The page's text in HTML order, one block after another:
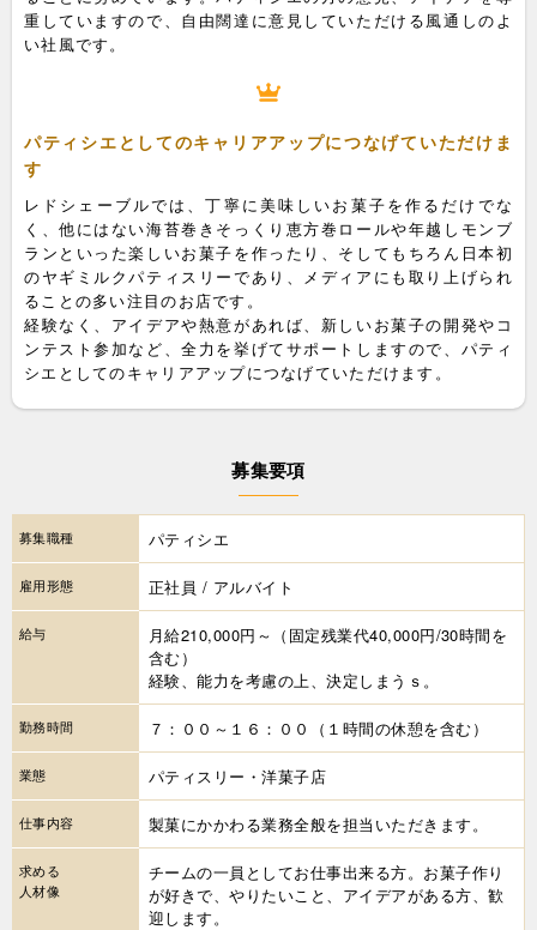
重していますので、自由闊達に意見していただける風通しのよ
い社風です。
パティシエとしてのキャリアアップにつなげていただけま
す
レドシェーブルでは、丁寧に美味しいお菓子を作るだけでな
く、他にはない海苔巻きそっくり恵方巻ロールや年越しモンブ
ランといった楽しいお菓子を作ったり、そしてもちろん日本初
のヤギミルクパティスリーであり、メディアにも取り上げられ
ることの多い注目のお店です。
経験なく、アイデアや熱意があれば、新しいお菓子の開発やコ
ンテスト参加など、全力を挙げてサポートしますので、パティ
シエとしてのキャリアアップにつなげていただけます。
募集要項
募集職種 パティシエ
雇用形態 正社員 / アルバイト
給与
月給210,000円～（固定残業代40,000円/30時間を
含む）
経験、能力を考慮の上、決定しまうｓ。
勤務時間 ７：００～１６：００（１時間の休憩を含む）
業態 パティスリー・洋菓子店
仕事内容 製菓にかかわる業務全般を担当いただきます。
求める
人材像
チームの一員としてお仕事出来る方。お菓子作り
が好きで、やりたいこと、アイデアがある方、歓
迎します。